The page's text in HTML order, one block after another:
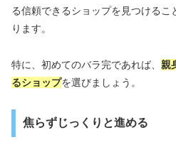
る信頼できるショップを見つけるこ
ります。
特に、初めてのバラ完であれば、 親
るショップを選びましょう。
焦らずじっくりと進める